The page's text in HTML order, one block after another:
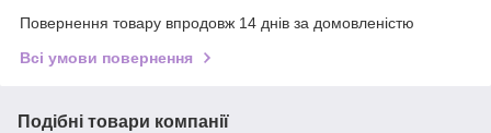
Повернення товару впродовж 14 днів за домовленістю
Всі умови повернення
Подібні товари компанії